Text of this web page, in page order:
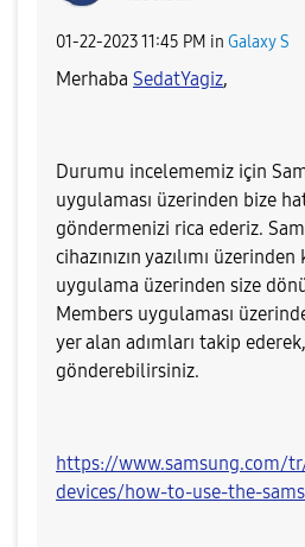
‎01-22-202311:45 PM in Galaxy S
Merhaba SedatYagiz,
Durumu incelememiz için
uygulaması üzerinden bize
göndermenizi rica ederiz.
cihazınızın yazılımı
uygulama üzerinden size
Members uygulaması
yer alan adımları takip
gönderebilirsiniz.
https://www.samsung.com/
devices/how-to-use-the-